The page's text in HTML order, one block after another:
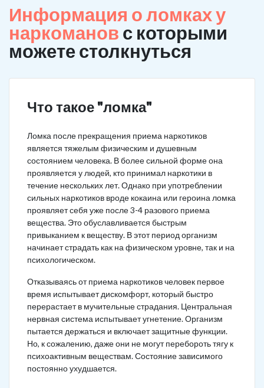
Информация о ломках у
наркоманов с которыми
можете столкнуться
Что такое "ломка"
Ломка после прекращения приема наркотиков
является тяжелым физическим и душевным
состоянием человека. В более сильной форме она
проявляется у людей, кто принимал наркотики в
течение нескольких лет. Однако при употреблении
сильных наркотиков вроде кокаина или героина ломка
проявляет себя уже после 3-4 разового приема
вещества. Это обуславливается быстрым
привыканием к веществу. В этот период организм
начинает страдать как на физическом уровне, так и на
психологическом.
Отказываясь от приема наркотиков человек первое
время испытывает дискомфорт, который быстро
перерастает в мучительные страдания. Центральная
нервная система испытывает угнетение. Организм
пытается держаться и включает защитные функции.
Но, к сожалению, даже они не могут перебороть тягу к
психоактивным веществам. Состояние зависимого
постоянно ухудшается.